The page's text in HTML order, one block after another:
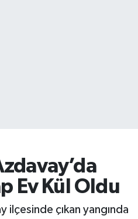
Ev Kül Oldu
ilçesinde çıkan yangında